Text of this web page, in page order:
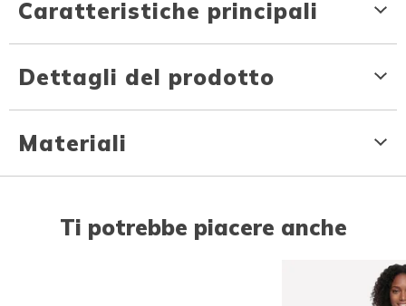
Caratteristiche principali
Dettagli del prodotto
Materiali
Ti potrebbe piacere anche